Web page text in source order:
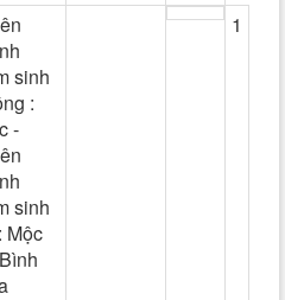
sinh
:
-
sinh
Mộc
1